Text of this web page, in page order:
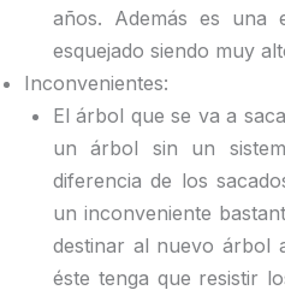
años. Además es una
esquejado siendo muy
Inconvenientes:
El árbol que se va a
un árbol sin un
diferencia de los
un inconveniente
destinar al nuevo árbol
éste tenga que resistir